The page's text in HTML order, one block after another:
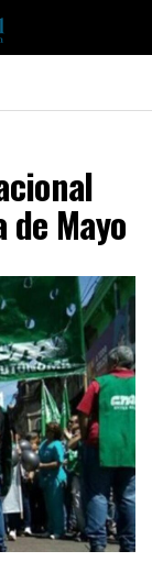
Mayo